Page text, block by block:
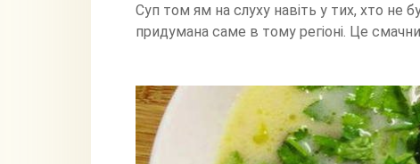
Суп том ям на слуху навіть у тих, хто не
придумана саме в тому регіоні. Це